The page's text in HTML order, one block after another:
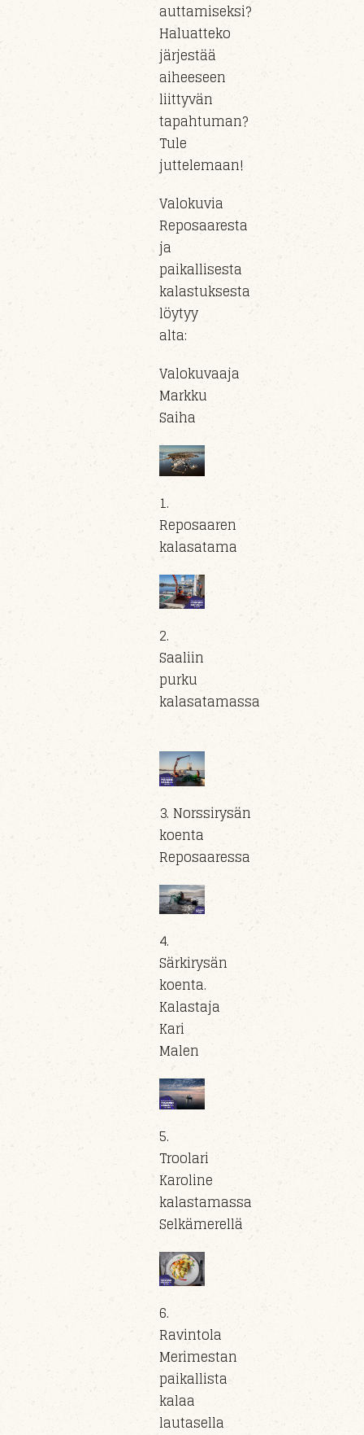
auttamiseksi?
Haluatteko
järjestää
aiheeseen
liittyvän
tapahtuman?
Tule
juttelemaan!
Valokuvia
Reposaaresta
ja
paikallisesta
kalastuksesta
löytyy
alta:
Valokuvaaja
Markku
Saiha
1.
Reposaaren
kalasatama
2.
Saaliin
purku
kalasatamassa
3. Norssirysän
koenta
Reposaaressa
4.
Särkirysän
koenta.
Kalastaja
Kari
Malen
5.
Troolari
Karoline
kalastamassa
Selkämerellä
6.
Ravintola
Merimestan
paikallista
kalaa
lautasella